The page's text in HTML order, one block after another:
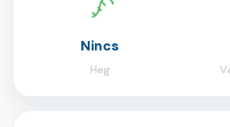
Nincs
Heg